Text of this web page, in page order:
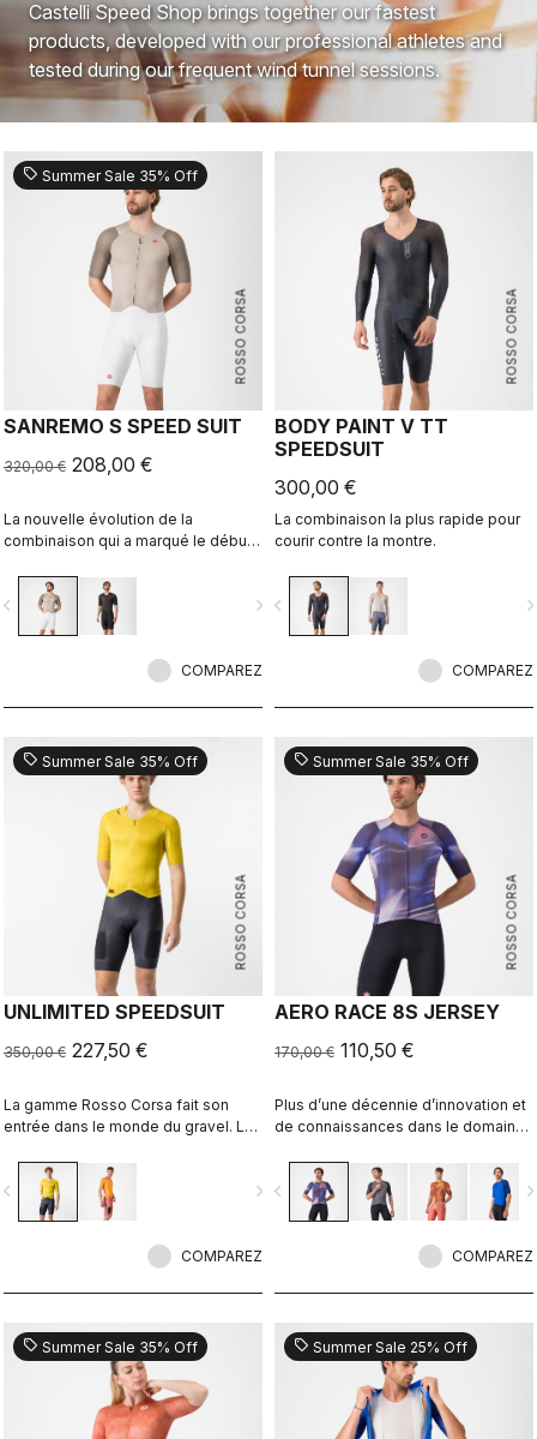
Castelli Speed Shop brings together our fastest
products, developed with our professional athletes and
tested during our frequent wind tunnel sessions.
ROSSO CORSA
sell Summer Sale 35% Off
SANREMO S SPEED SUIT
320,00 € 208,00 €
La nouvelle évolution de la
combinaison qui a marqué le début
navigate_next
COMPAREZ
ROSSO CORSA
BODY PAINT V TT
SPEEDSUIT
300,00 €
La combinaison la plus rapide pour
courir contre la montre.
navigate_before
COMPAREZ
ROSSO CORSA
sell Summer Sale 35% Off
UNLIMITED SPEEDSUIT
350,00 € 227,50 €
La gamme Rosso Corsa fait son
entrée dans le monde du gravel. La
aérodynamique et totalement
fonctionnelle.
navigate_next
COMPAREZ
ROSSO CORSA
sell Summer Sale 35% Off
AERO RACE 8S JERSEY
170,00 € 110,50 €
Plus d’une décennie d’innovation et
de connaissances dans le domaine
rapide l’est désormais encore plus.
navigate_before
COMPAREZ
sell Summer Sale 35% Off sell Summer Sale 25% Off